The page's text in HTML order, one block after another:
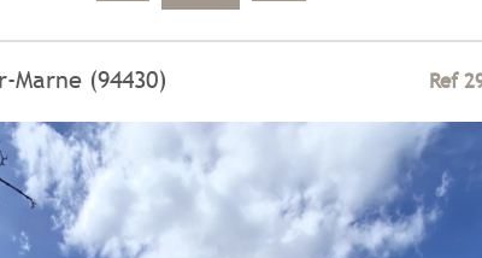
Marne (94430) Ref